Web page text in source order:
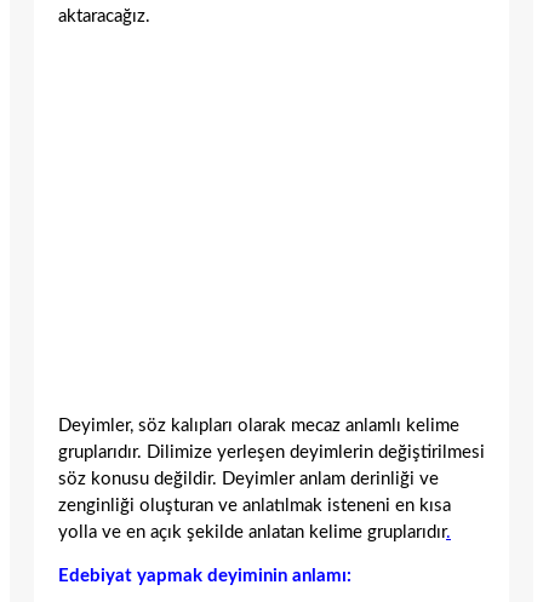
aktaracağız.
Deyimler, söz kalıpları olarak mecaz anlamlı kelime
gruplarıdır. Dilimize yerleşen deyimlerin değiştirilmesi
söz konusu değildir. Deyimler anlam derinliği ve
zenginliği oluşturan ve anlatılmak isteneni en kısa
yolla ve en açık şekilde anlatan kelime gruplarıdır.
Edebiyat yapmak deyiminin anlamı: